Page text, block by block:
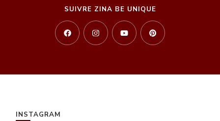
SUIVRE ZINA BE UNIQUE
INSTAGRAM